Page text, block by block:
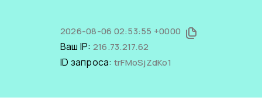
2026-08-06 02:53:55 +0000
Ваш IP: 216.73.217.62
ID запроса: trFMoSjZdKo1